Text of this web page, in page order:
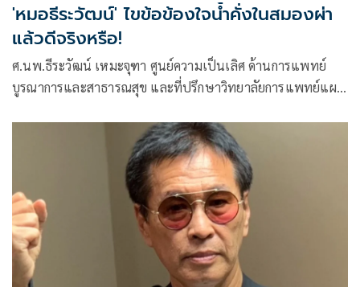
'หมอธีระวัฒน์' ไขข้อข้องใจน้ำคั่งในสมองผ่า
แล้วดีจริงหรือ!
ศ.นพ.ธีระวัฒน์ เหมะจุฑา ศูนย์ความเป็นเลิศ ด้านการแพทย์
บูรณาการและสาธารณสุข และที่ปรึกษาวิทยาลัยการแพทย์แผน